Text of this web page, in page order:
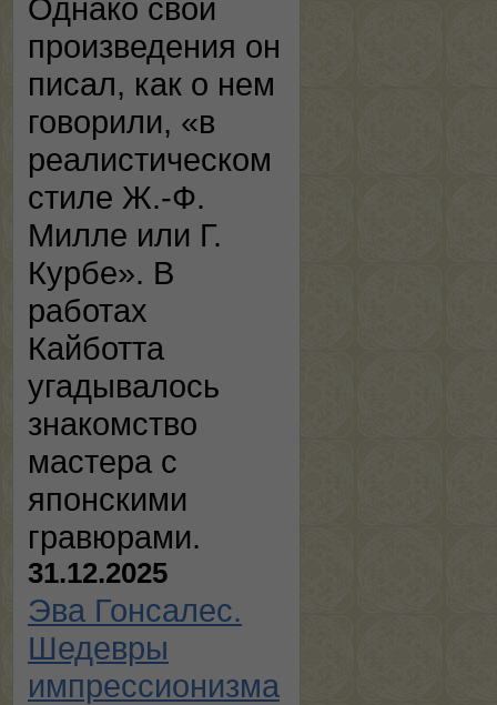
Однако свои
произведения он
писал, как о нем
говорили, «в
реалистическом
стиле Ж.-Ф.
Милле или Г.
Курбе». В
работах
Кайботта
угадывалось
знакомство
мастера с
японскими
гравюрами.
31.12.2025
Эва Гонсалес.
Шедевры
импрессионизма